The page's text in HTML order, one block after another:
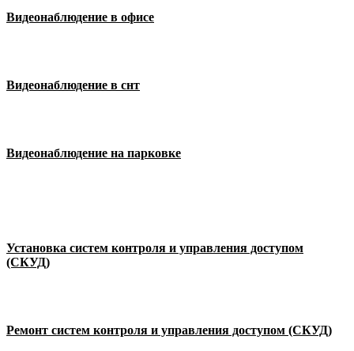
Видеонаблюдение в офисе
Видеонаблюдение в снт
Видеонаблюдение на парковке
Установка систем контроля и управления доступом
(СКУД)
Ремонт систем контроля и управления доступом (СКУД)